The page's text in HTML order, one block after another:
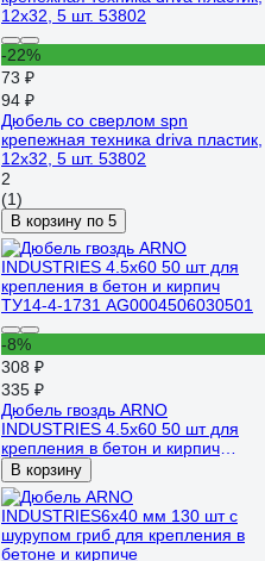
-22%
73 ₽
94 ₽
Дюбель со сверлом spn
крепежная техника driva пластик,
12x32, 5 шт. 53802
2
(1)
В корзину по 5
-8%
308 ₽
335 ₽
Дюбель гвоздь ARNO
INDUSTRIES 4.5х60 50 шт для
крепления в бетон и кирпич
ТУ14-4-1731 AG0004506030501
В корзину